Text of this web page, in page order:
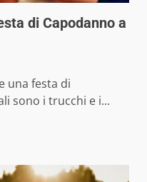
di Capodanno a
una festa di
sono i trucchi e i...